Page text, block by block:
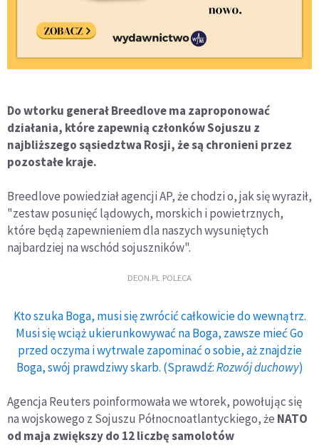
Do wtorku generał Breedlove ma zaproponować
działania, które zapewnią członków Sojuszu z
najbliższego sąsiedztwa Rosji, że są chronieni przez
pozostałe kraje.
Breedlove powiedział agencji AP, że chodzi o, jak się wyraził,
"zestaw posunięć lądowych, morskich i powietrznych,
które będą zapewnieniem dla naszych wysuniętych
najbardziej na wschód sojuszników".
DEON.PL POLECA
Kto szuka Boga, musi się zwrócić całkowicie do wewnątrz.
Musi się wciąż ukierunkowywać na Boga, zawsze mieć Go
przed oczyma i wytrwale zapominać o sobie, aż znajdzie
Boga, swój prawdziwy skarb. (Sprawdź:Rozwój duchowy)
Agencja Reuters poinformowała we wtorek, powołując się
na wojskowego z Sojuszu Północnoatlantyckiego, że NATO
od maja zwiększy do 12 liczbę samolotów